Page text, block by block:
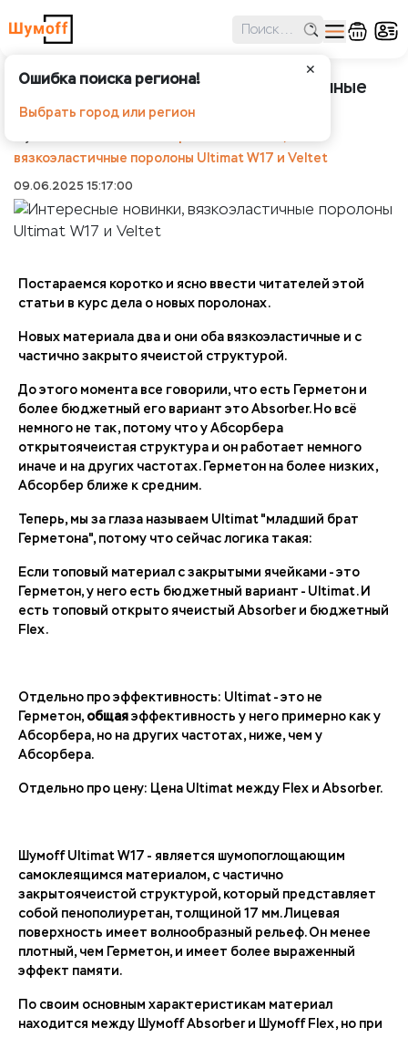
✕
Ошибка поиска региона!
Выбрать город или регион
Интересные новинки, вязкоэластичные
поролоны Ultimat W17 и Veltet
вязкоэластичные поролоны Ultimat W17 и Veltet
09.06.2025 15:17:00
Постараемся коротко и ясно ввести читателей этой
статьи в курс дела о новых поролонах.
Новых материала два и они оба вязкоэластичные и с
частично закрыто ячеистой структурой.
До этого момента все говорили, что есть Герметон и
более бюджетный его вариант это Absorber. Но всё
немного не так, потому что у Абсорбера
открытоячеистая структура и он работает немного
иначе и на других частотах. Герметон на более низких,
Абсорбер ближе к средним.
Теперь, мы за глаза называем Ultimat "младший брат
Герметона", потому что сейчас логика такая:
Если топовый материал с закрытыми ячейками - это
Герметон, у него есть бюджетный вариант - Ultimat. И
есть топовый открыто ячеистый Absorber и бюджетный
Flex.
Отдельно про эффективность: Ultimat - это не
Герметон,общаяэффективность у него примерно как у
Абсорбера, но на других частотах, ниже, чем у
Абсорбера.
Отдельно про цену: Цена Ultimat между Flex и Absorber.
Шумoff Ultimat W17 - является шумопоглощающим
самоклеящимся материалом, с частично
закрытоячеистой структурой, который представляет
собой пенополиуретан, толщиной 17 мм. Лицевая
поверхность имеет волнообразный рельеф. Он менее
плотный, чем Герметон, и имеет более выраженный
эффект памяти.
По своим основным характеристикам материал
находится между Шумоff Absorber и Шумоff Flex, но при